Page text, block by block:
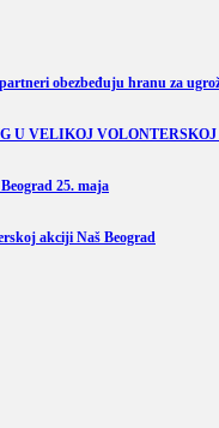
obezbeđuju hranu za
U VELIKOJ
25. maja
akciji Naš Beograd